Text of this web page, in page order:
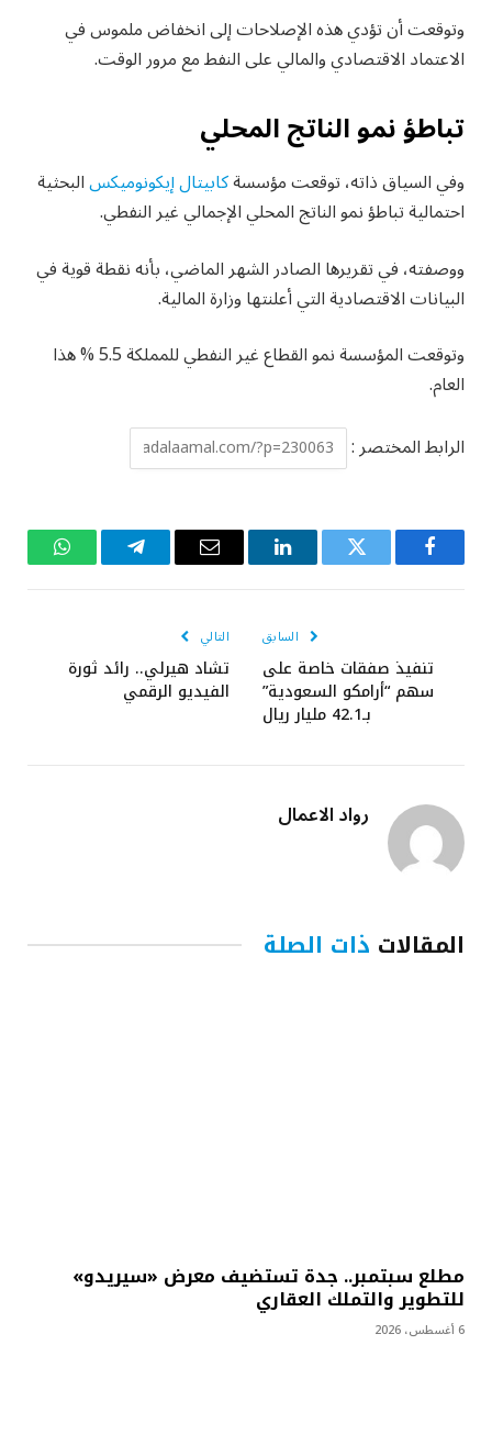
وتوقعت أن تؤدي هذه الإصلاحات إلى انخفاض ملموس في
الاعتماد الاقتصادي والمالي على النفط مع مرور الوقت.
تباطؤ نمو الناتج المحلي
وفي السياق ذاته، توقعت مؤسسةكابيتال إيكونوميكسالبحثية
احتمالية تباطؤ نمو الناتج المحلي الإجمالي غير النفطي.
ووصفته، في تقريرها الصادر الشهر الماضي، بأنه نقطة قوية في
البيانات الاقتصادية التي أعلنتها وزارة المالية.
وتوقعت المؤسسة نمو القطاع غير النفطي للمملكة 5.5 % هذا
العام.
الرابط المختصر :
فيسبوك تويتر لينكدإن
البريد
تيلقرام واتساب
السابق
تنفيذ صفقات خاصة على
سهم “أرامكو السعودية”
بـ42.1 مليار ريال
التالي
تشاد هيرلي.. رائد ثورة
الفيديو الرقمي
رواد الاعمال
المقالات ذات الصلة
مطلع سبتمبر.. جدة تستضيف معرض «سيريدو»
للتطوير والتملك العقاري
6 أغسطس، 2026